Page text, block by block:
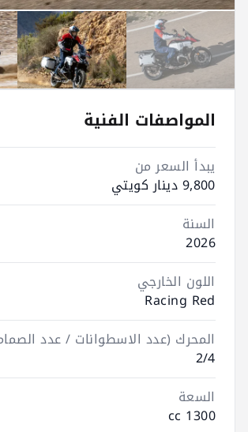
المواصفات الفنية
يبدأ السعر من
9,800 دينار كويتي
السنة
2026
اللون الخارجي
Racing Red
المحرك (عدد الاسطوانات / عدد
2/4
السعة
1300 cc